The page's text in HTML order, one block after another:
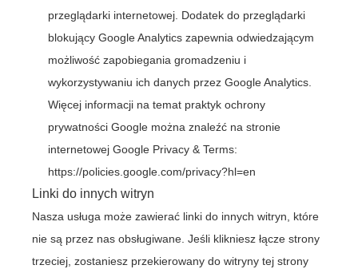
przeglądarki internetowej. Dodatek do przeglądarki
blokujący Google Analytics zapewnia odwiedzającym
możliwość zapobiegania gromadzeniu i
wykorzystywaniu ich danych przez Google Analytics.
Więcej informacji na temat praktyk ochrony
prywatności Google można znaleźć na stronie
internetowej Google Privacy & Terms:
https://policies.google.com/privacy?hl=en
Linki do innych witryn
Nasza usługa może zawierać linki do innych witryn, które
nie są przez nas obsługiwane. Jeśli klikniesz łącze strony
trzeciej, zostaniesz przekierowany do witryny tej strony